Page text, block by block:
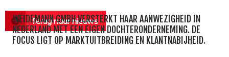
Terug naar nieuws
WEIDEMANN GMBH VERSTERKT HAAR AANWEZIGHEID IN
NEDERLAND MET EEN EIGEN DOCHTERONDERNEMING. DE
FOCUS LIGT OP MARKTUITBREIDING EN KLANTNABIJHEID.